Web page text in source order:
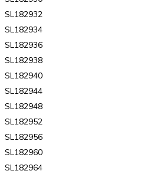
SL182932
SL182934
SL182936
SL182938
SL182940
SL182944
SL182948
SL182952
SL182956
SL182960
SL182964